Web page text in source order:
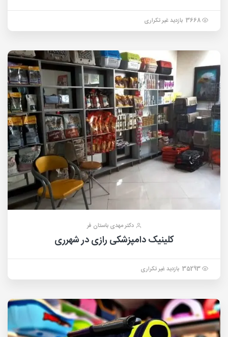
3668 بازدید غیر تکراری
دکتر مهدی باستان فر
کلینیک دامپزشکی رازی در شهرری
35293 بازدید غیر تکراری